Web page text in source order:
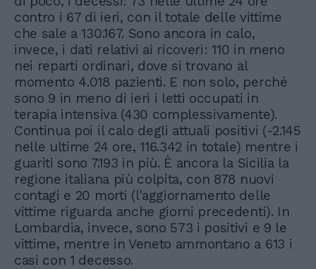
contro i 67 di ieri, con il totale delle vittime
che sale a 130.167. Sono ancora in calo,
invece, i dati relativi ai ricoveri: 110 in meno
nei reparti ordinari, dove si trovano al
momento 4.018 pazienti. E non solo, perché
sono 9 in meno di ieri i letti occupati in
terapia intensiva (430 complessivamente).
Continua poi il calo degli attuali positivi (-2.145
nelle ultime 24 ore, 116.342 in totale) mentre i
guariti sono 7.193 in più. È ancora la Sicilia la
regione italiana più colpita, con 878 nuovi
contagi e 20 morti (l'aggiornamento delle
vittime riguarda anche giorni precedenti). In
Lombardia, invece, sono 573 i positivi e 9 le
vittime, mentre in Veneto ammontano a 613 i
casi con 1 decesso.